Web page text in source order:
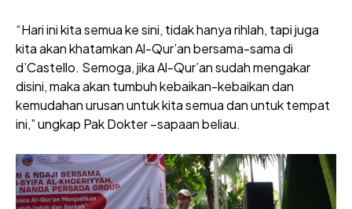
“Hari ini kita semua ke sini, tidak hanya rihlah, tapi juga
kita akan khatamkan Al-Qur’an bersama-sama di
d’Castello. Semoga, jika Al-Qur’an sudah mengakar
disini, maka akan tumbuh kebaikan-kebaikan dan
kemudahan urusan untuk kita semua dan untuk tempat
ini,” ungkap Pak Dokter –sapaan beliau.